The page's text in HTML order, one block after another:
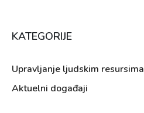
KATEGORIJE
Upravljanje ljudskim resursima
Aktuelni događaji